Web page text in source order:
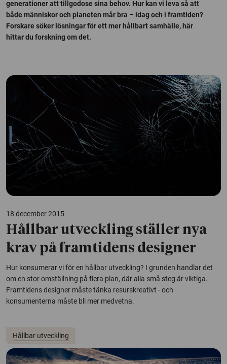
generationer att tillgodose sina behov. Hur kan vi leva så att
både människor och planeten mår bra – idag och i framtiden?
Forskare söker lösningar för ett mer hållbart samhälle, här
hittar du forskning om det.
18 december 2015
Hållbar utveckling ställer nya
krav på framtidens designer
Hur konsumerar vi för en hållbar utveckling? I grunden handlar det
om en stor omställning på flera plan, där alla små steg är viktiga.
Framtidens designer måste tänka resurskreativt - och
konsumenterna måste bli mer medvetna.
Hållbar utveckling